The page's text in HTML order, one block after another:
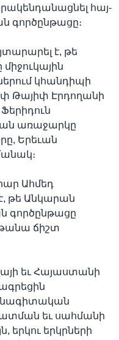
հայ-
գործընթացը։
է, թե
կհանդիպի
Թայիփ Էրդողանի
առաջարկը
Երեւան
Ահմեդ
թե Անկարան
գործընթացը
ճիշտ
եւ Հայաստանի
եւ սահմանի
երկու երկրների